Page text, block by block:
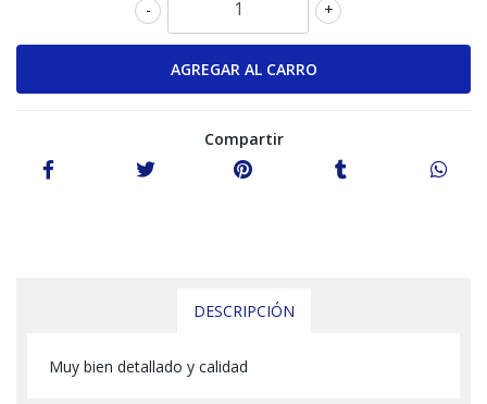
+
-
Compartir
DESCRIPCIÓN
Muy bien detallado y calidad